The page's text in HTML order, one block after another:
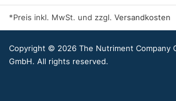
*Preis inkl. MwSt. und zzgl. Versandkosten
Copyright © 2026 The Nutriment Company
GmbH. All rights reserved.